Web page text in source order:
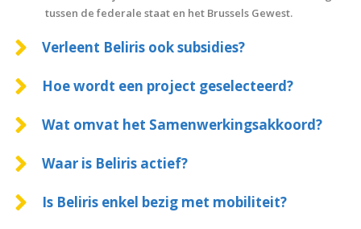
tussen de federale staat en het Brussels Gewest.
Verleent Beliris ook subsidies?
Hoe wordt een project geselecteerd?
Wat omvat het Samenwerkingsakkoord?
Waar is Beliris actief?
Is Beliris enkel bezig met mobiliteit?